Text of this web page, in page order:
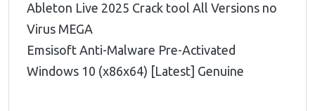
Ableton Live 2025 Crack tool All Versions no
Virus MEGA
Emsisoft Anti-Malware Pre-Activated
Windows 10 (x86x64) [Latest] Genuine